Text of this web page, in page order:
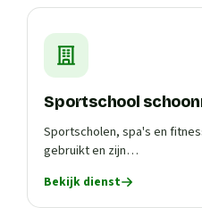
Sportschool
Sportscholen, spa's en
gebruikt en zijn…
Bekijk dienst